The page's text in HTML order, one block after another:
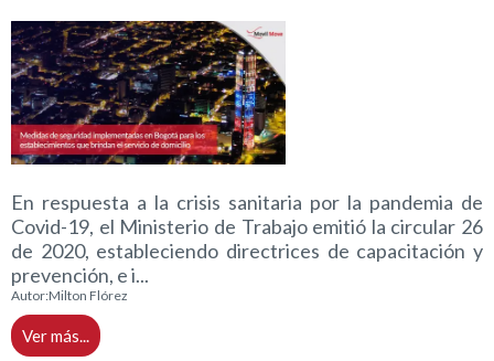
En respuesta a la crisis sanitaria por la pandemia de
Covid-19, el Ministerio de Trabajo emitió la circular 26
de 2020, estableciendo directrices de capacitación y
prevención, e i...
Autor:Milton Flórez
Ver más...